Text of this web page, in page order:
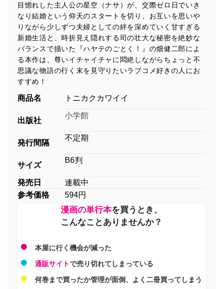
目惚れした主人公の星空（ナサ）が、交際ゼロ日でいき
なり結婚という仰天のスタートを切り、お互いを思いや
りながら少しずつ夫婦としての絆を深めていく甘すぎる
新婚生活と、時折見え隠れする司の壮大な秘密を絶妙な
バランスで描いた『ハヤテのごとく！』の畑健二郎によ
る本作は、尊いイチャイチャに悶絶しながらちょっと不
思議な物語の行く末を見守りたいラブコメ好きの人にお
すすめ！
商品名 トニカクカワイイ
出版社
小学館
発行間隔
不定期
サイズ
B6判
発売日
連載中
参考価格
594円
漫画の単行本を買うとき、
こんなことありませんか？
本屋に行く機会が減った
通販サイトで売り切れてしまっている
何巻まで買ったか管理が面倒、よく二冊買ってしまう